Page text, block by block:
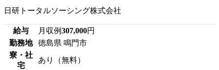
日研トータルソーシング株式会社
給与 月収例307,000円
勤務地
徳島県 鳴門市
寮・社
宅
あり（無料）